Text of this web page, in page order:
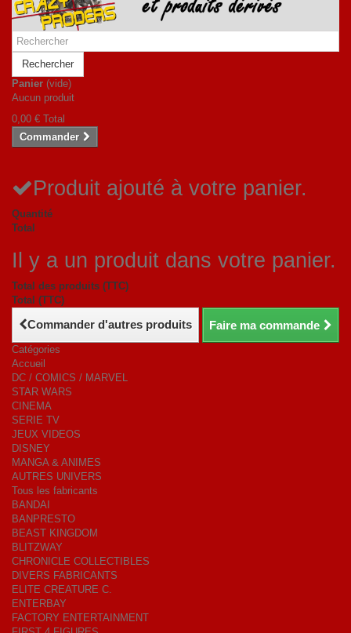
Rechercher
Panier (vide)
Aucun produit
0,00 € Total
Commander
Produit ajouté à votre panier.
Quantité
Total
Il y a un produit dans votre panier.
Total des produits (TTC)
Total (TTC)
Commander d'autres produits Faire ma commande
Catégories
Accueil
DC / COMICS / MARVEL
STAR WARS
CINEMA
SERIE TV
JEUX VIDEOS
DISNEY
MANGA & ANIMES
AUTRES UNIVERS
Tous les fabricants
BANDAI
BANPRESTO
BEAST KINGDOM
BLITZWAY
CHRONICLE COLLECTIBLES
DIVERS FABRICANTS
ELITE CREATURE C.
ENTERBAY
FACTORY ENTERTAINMENT